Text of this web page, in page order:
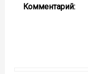
Комментарий: